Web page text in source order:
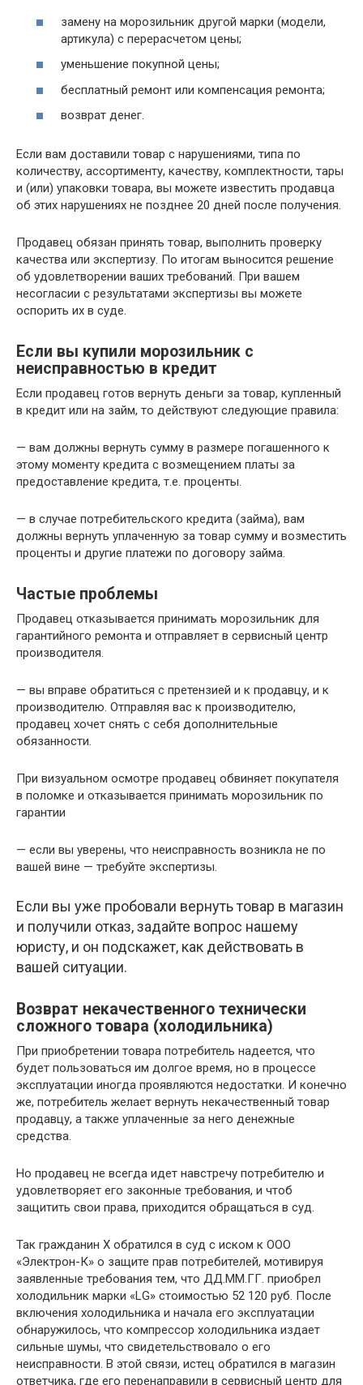
замену на морозильник другой марки (модели,
артикула) с перерасчетом цены;
уменьшение покупной цены;
бесплатный ремонт или компенсация ремонта;
возврат денег.
Если вам доставили товар с нарушениями, типа по
количеству, ассортименту, качеству, комплектности, тары
и (или) упаковки товара, вы можете известить продавца
об этих нарушениях не позднее 20 дней после получения.
Продавец обязан принять товар, выполнить проверку
качества или экспертизу. По итогам выносится решение
об удовлетворении ваших требований. При вашем
несогласии с результатами экспертизы вы можете
оспорить их в суде.
Если вы купили морозильник с
неисправностью в кредит
Если продавец готов вернуть деньги за товар, купленный
в кредит или на займ, то действуют следующие правила:
— вам должны вернуть сумму в размере погашенного к
этому моменту кредита с возмещением платы за
предоставление кредита, т.е. проценты.
— в случае потребительского кредита (займа), вам
должны вернуть уплаченную за товар сумму и возместить
проценты и другие платежи по договору займа.
Частые проблемы
Продавец отказывается принимать морозильник для
гарантийного ремонта и отправляет в сервисный центр
производителя.
— вы вправе обратиться с претензией и к продавцу, и к
производителю. Отправляя вас к производителю,
продавец хочет снять с себя дополнительные
обязанности.
При визуальном осмотре продавец обвиняет покупателя
в поломке и отказывается принимать морозильник по
гарантии
— если вы уверены, что неисправность возникла не по
вашей вине — требуйте экспертизы.
Если вы уже пробовали вернуть товар в магазин
и получили отказ, задайте вопрос нашему
юристу, и он подскажет, как действовать в
вашей ситуации.
Возврат некачественного технически
сложного товара (холодильника)
При приобретении товара потребитель надеется, что
будет пользоваться им долгое время, но в процессе
эксплуатации иногда проявляются недостатки. И конечно
же, потребитель желает вернуть некачественный товар
продавцу, а также уплаченные за него денежные
средства.
Но продавец не всегда идет навстречу потребителю и
удовлетворяет его законные требования, и чтоб
защитить свои права, приходится обращаться в суд.
Так гражданин Х обратился в суд с иском к ООО
«Электрон-К» о защите прав потребителей, мотивируя
заявленные требования тем, что ДД.ММ.ГГ. приобрел
холодильник марки «LG» стоимостью 52 120 руб. После
включения холодильника и начала его эксплуатации
обнаружилось, что компрессор холодильника издает
сильные шумы, что свидетельствовало о его
неисправности. В этой связи, истец обратился в магазин
ответчика, где его перенаправили в сервисный центр для